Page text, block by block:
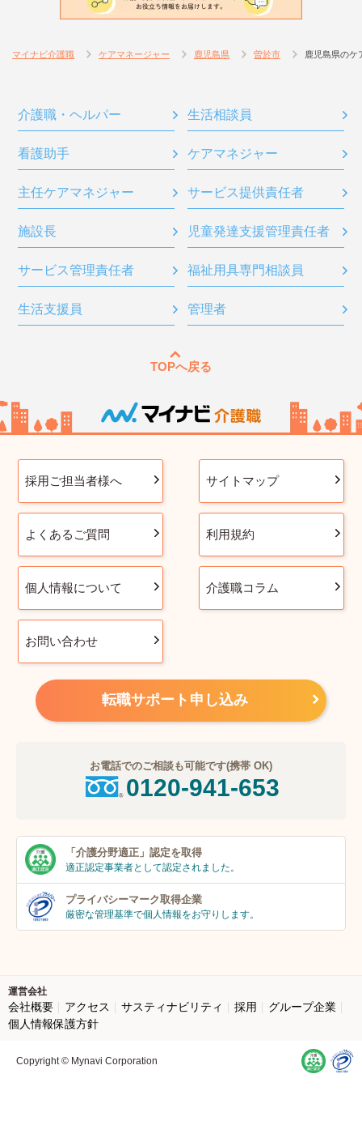
マイナビ介護職 ケアマネージャー 鹿児島県 曽於市 鹿児島県のケ
介護職・ヘルパー 生活相談員
看護助手 ケアマネジャー
主任ケアマネジャー サービス提供責任者
施設長 児童発達支援管理責任者
サービス管理責任者 福祉用具専門相談員
生活支援員 管理者
TOPへ戻る
採用ご担当者様へ サイトマップ
よくあるご質問 利用規約
個人情報について 介護職コラム
お問い合わせ
転職サポート申し込み
お電話でのご相談も可能です(携帯 OK)
0120-941-653
「介護分野適正」 認定を取得
適正認定事業者として認定されました。
プライバシーマーク取得企業
厳密な管理基準で個人情報をお守りします。
運営会社
会社概要 アクセス サスティナビリティ 採用
グループ企業
個人情報保護方針
Copyright © Mynavi Corporation